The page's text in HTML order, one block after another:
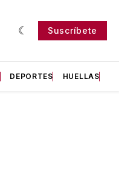
Suscríbete
DEPORTES HUELLAS